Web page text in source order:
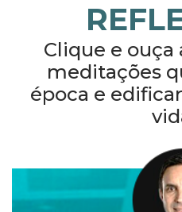
Clique e ouça
meditações
época e